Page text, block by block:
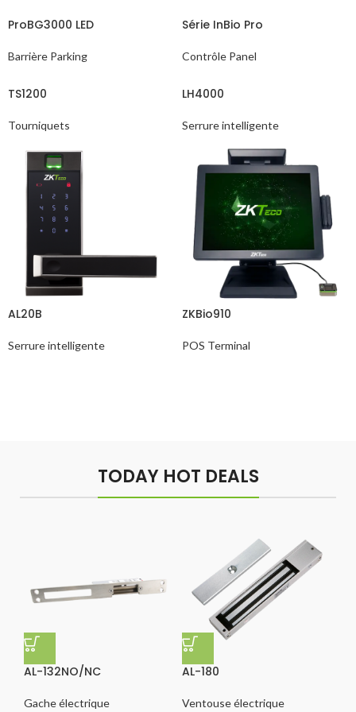
ProBG3000 LED
Barrière Parking
Série InBio Pro
Contrôle Panel
TS1200
Tourniquets
LH4000
Serrure intelligente
AL20B
Serrure intelligente
ZKBio910
POS Terminal
Headphones
Read More
Color RedTODAY HOT DEALS
AL-132NO/NC
Gache électrique
AL-180
Ventouse électrique